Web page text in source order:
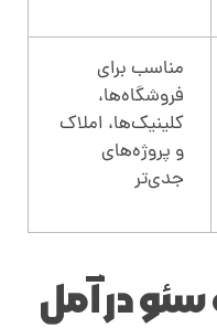
مناسب برای
فروشگاه‌ها،
کلینیک‌ها، املاک
و پروژه‌های
جدی‌تر
سئو در آمل